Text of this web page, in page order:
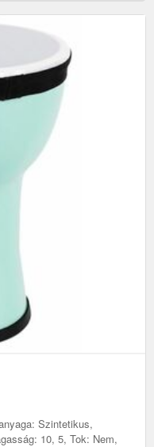
Szintetikus,
10, 5, Tok: Nem,